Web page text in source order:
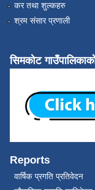
कर तथा शुल्कहरु
श्रम संसार प्रणाली
सिमकोट
Reports
वार्षिक प्रगति प्रतिवेदन